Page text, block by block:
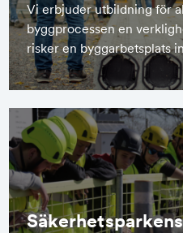
Vi erbjuder utbildning för
byggprocessen en
risker en byggarbetsplats